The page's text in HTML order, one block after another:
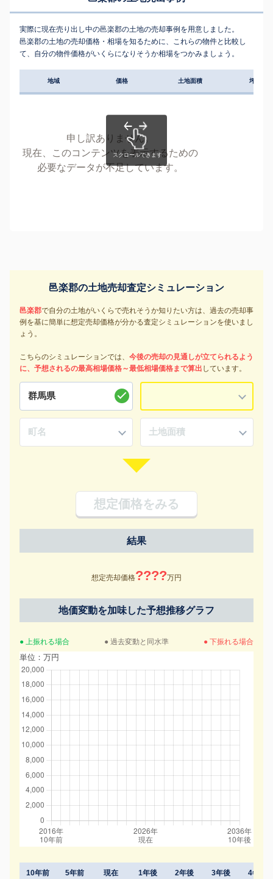
実際に現在売り出し中の邑楽郡の土地の売却事例を用意しました。
邑楽郡の土地の売却価格・相場を知るために、これらの物件と比較し
て、自分の物件価格がいくらになりそうか相場をつかみましょう。
地域 価格 土地面積 坪単価
申し訳ありません。
現在、このコンテンツを表示するための
必要なデータが不足しています。
邑楽郡の土地売却査定シミュレーション
邑楽郡で自分の土地がいくらで売れそうか知りたい方は、過去の売却事
例を基に簡単に想定売却価格が分かる査定シミュレーションを使いまし
ょう。
こちらのシミュレーションでは、 今後の売却の見通しが立てられるよう
に、予想されるの最高相場価格～最低相場価格まで算出 しています。
想定価格をみる
結果
想定売却価格????万円
地価変動を加味した予想推移グラフ
● 上振れる場合 ● 過去変動と同水準 ● 下振れる場合
単位：万円
10年前 5年前 現在 1年後 2年後 3年後 4年後